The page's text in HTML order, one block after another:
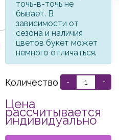
точь-в-точь не
бывает. В
зависимости от
сезона и наличия
цветов букет может
немного отличаться.
Количество - +
Цена
рассчитывается
индивидуально